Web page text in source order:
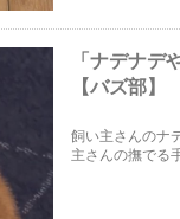
「ナデナ
【バズ部】
飼い主さんのナ
主さんの撫でる